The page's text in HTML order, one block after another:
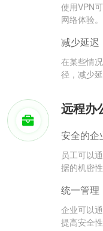
使用VPN
网络体验。
减少延迟
在某些情
径，减少
远程办
安全的企
员工可以
据的机密
统一管理
企业可以
提高安全